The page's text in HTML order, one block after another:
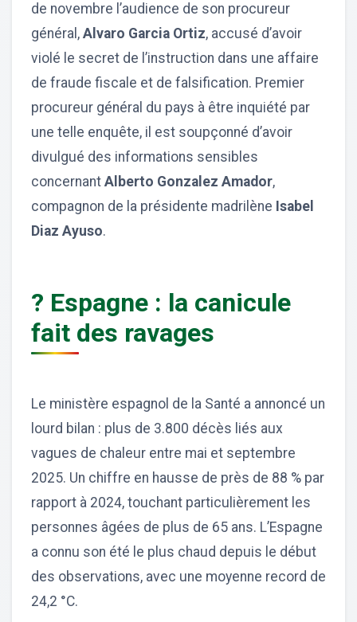
de novembre l’audience de son procureur
général, Alvaro Garcia Ortiz, accusé d’avoir
violé le secret de l’instruction dans une affaire
de fraude fiscale et de falsification. Premier
procureur général du pays à être inquiété par
une telle enquête, il est soupçonné d’avoir
divulgué des informations sensibles
concernant Alberto Gonzalez Amador,
compagnon de la présidente madrilène Isabel
Diaz Ayuso.
? Espagne : la canicule
fait des ravages
Le ministère espagnol de la Santé a annoncé un
lourd bilan : plus de 3.800 décès liés aux
vagues de chaleur entre mai et septembre
2025. Un chiffre en hausse de près de 88 % par
rapport à 2024, touchant particulièrement les
personnes âgées de plus de 65 ans. L’Espagne
a connu son été le plus chaud depuis le début
des observations, avec une moyenne record de
24,2 °C.